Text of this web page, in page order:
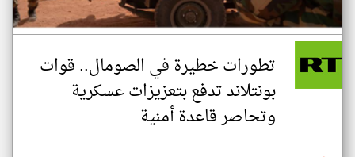
تطورات خطيرة في الصومال.. قوات
بونتلاند تدفع بتعزيزات عسكرية
وتحاصر قاعدة أمنية